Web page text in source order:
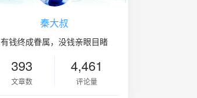
秦大叔
有钱终成眷属，没钱亲眼目睹
393
文章数
4,461
评论量